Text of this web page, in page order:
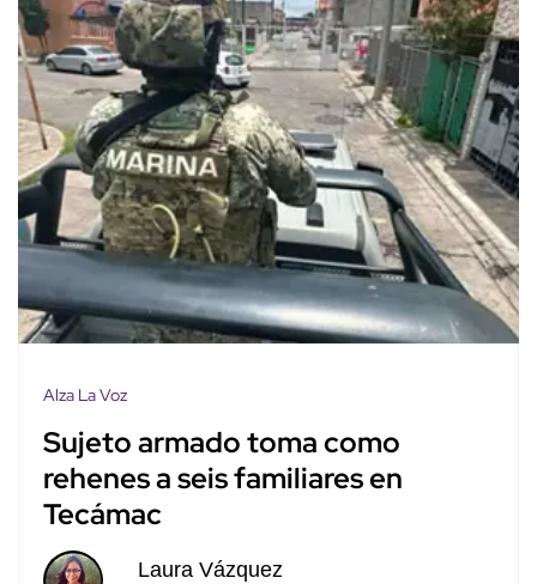
Alza La Voz
Sujeto armado toma como
rehenes a seis familiares en
Tecámac
Laura Vázquez